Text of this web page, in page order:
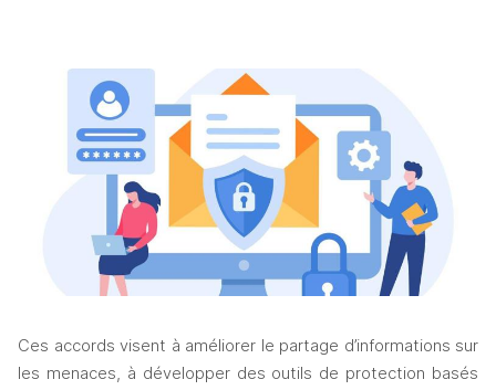
Ces accords visent à améliorer le partage d’informations sur
les menaces, à développer des outils de protection basés